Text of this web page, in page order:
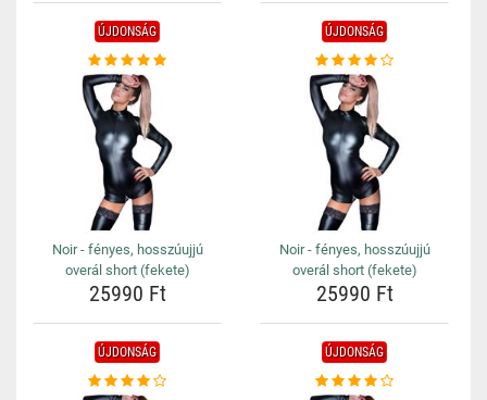
ÚJDONSÁG
Noir - fényes, hosszúujjú
overál short (fekete)
25990 Ft
ÚJDONSÁG
Noir - fényes, hosszúujjú
overál short (fekete)
25990 Ft
ÚJDONSÁG ÚJDONSÁG